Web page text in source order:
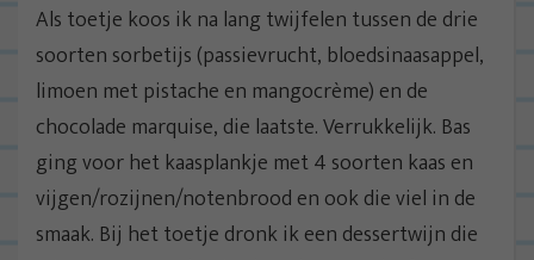
Als toetje koos ik na lang twijfelen tussen de drie
soorten sorbetijs (passievrucht, bloedsinaasappel,
limoen met pistache en mangocrème) en de
chocolade marquise, die laatste. Verrukkelijk. Bas
ging voor het kaasplankje met 4 soorten kaas en
vijgen/rozijnen/notenbrood en ook die viel in de
smaak. Bij het toetje dronk ik een dessertwijn die